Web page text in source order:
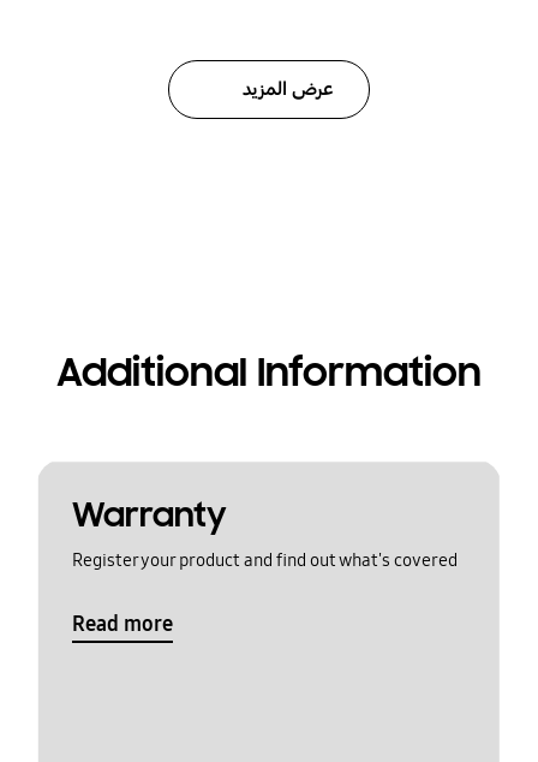
عرض المزيد
Additional Information
Warranty
Register your product and find out what's covered
Read more